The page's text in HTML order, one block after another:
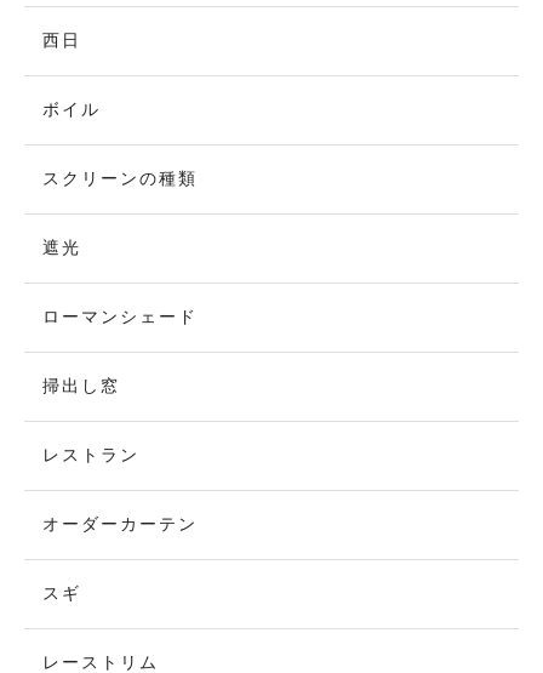
西日
ボイル
スクリーンの種類
遮光
ローマンシェード
掃出し窓
レストラン
オーダーカーテン
スギ
レーストリム